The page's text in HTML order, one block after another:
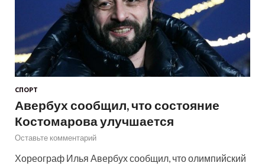
СПОРТ
Авербух сообщил, что состояние
Костомарова улучшается
Оставьте комментарий
Хореограф Илья Авербух сообщил, что олимпийский